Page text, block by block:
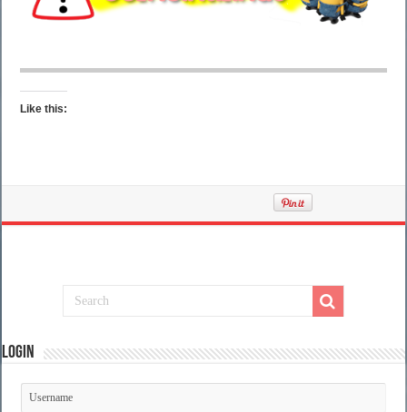
Like this:
Login